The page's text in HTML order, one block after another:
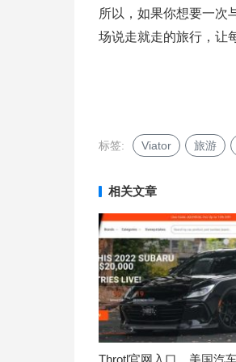
所以，如果你想要一次
场说走就走的旅行，让
标签: Viator 旅游
相关文章